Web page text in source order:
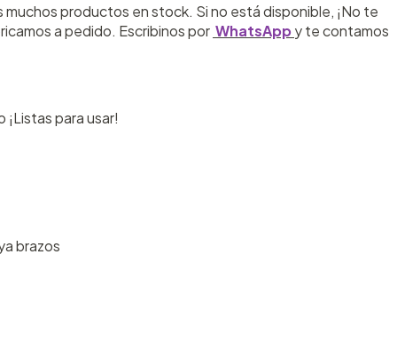
productos en stock. Si no está disponible, ¡No te
a pedido. Escribinos por WhatsAppy te contamos
¡Listas para usar!
brazos